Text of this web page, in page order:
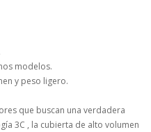
modelos.
y peso ligero.
que buscan una verdadera
3C , la cubierta de alto volumen